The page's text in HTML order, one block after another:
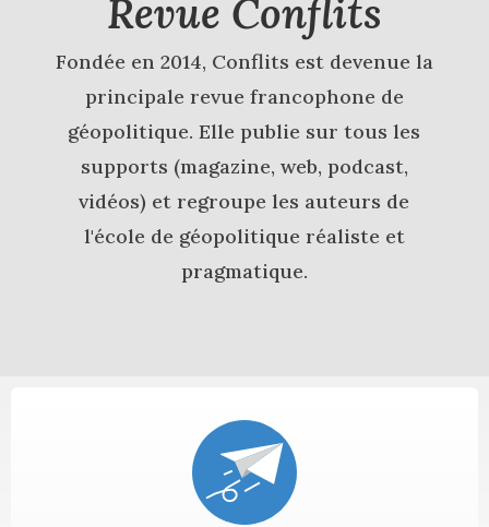
Revue Conflits
Fondée en 2014, Conflits est devenue la
principale revue francophone de
géopolitique. Elle publie sur tous les
supports (magazine, web, podcast,
vidéos) et regroupe les auteurs de
l'école de géopolitique réaliste et
pragmatique.